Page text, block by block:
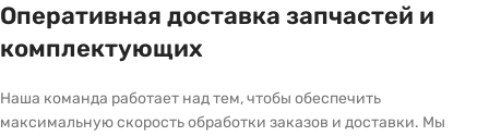
Оперативная доставка запчастей и
комплектующих
Наша команда работает над тем, чтобы обеспечить
максимальную скорость обработки заказов и доставки. Мы